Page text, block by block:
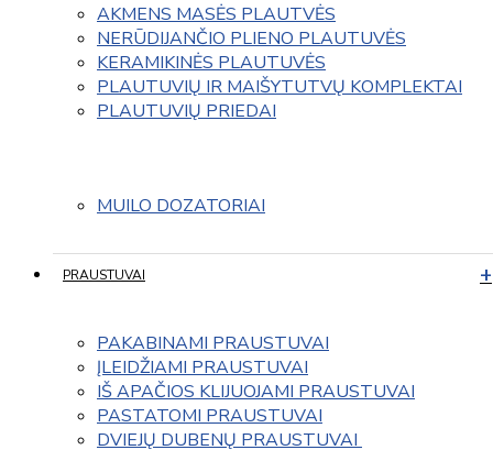
AKMENS MASĖS PLAUTVĖS
NERŪDIJANČIO PLIENO PLAUTUVĖS
KERAMIKINĖS PLAUTUVĖS
PLAUTUVIŲ IR MAIŠYTUTVŲ KOMPLEKTAI
PLAUTUVIŲ PRIEDAI
MUILO DOZATORIAI
PRAUSTUVAI
PAKABINAMI PRAUSTUVAI
ĮLEIDŽIAMI PRAUSTUVAI
IŠ APAČIOS KLIJUOJAMI PRAUSTUVAI
PASTATOMI PRAUSTUVAI
DVIEJŲ DUBENŲ PRAUSTUVAI